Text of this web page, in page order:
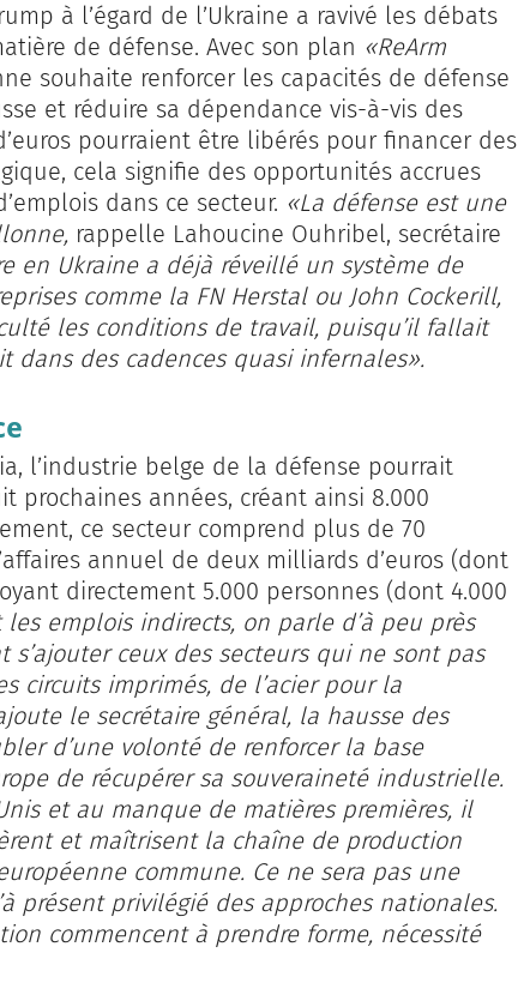
à l’égard de l’Ukraine a ravivé les débats
de défense. Avec son plan «ReArm
souhaite renforcer les capacités de défense
et réduire sa dépendance vis-à-vis des
pourraient être libérés pour financer des
cela signifie des opportunités accrues
dans ce secteur. «La défense est une
rappelle Lahoucine Ouhribel, secrétaire
en Ukraine a déjà réveillé un système de
comme la FN Herstal ou John Cockerill,
les conditions de travail, puisqu’il fallait
des cadences quasi infernales».
l’industrie belge de la défense pourrait
années, créant ainsi 8.000
ce secteur comprend plus de 70
annuel de deux milliards d’euros (dont
directement 5.000 personnes (dont 4.000
emplois indirects, on parle d’à peu près
s’ajouter ceux des secteurs qui ne sont pas
circuits imprimés, de l’acier pour la
le secrétaire général, la hausse des
d’une volonté de renforcer la base
de récupérer sa souveraineté industrielle.
et au manque de matières premières, il
et maîtrisent la chaîne de production
commune. Ce ne sera pas une
présent privilégié des approches nationales.
commencent à prendre forme, nécessité